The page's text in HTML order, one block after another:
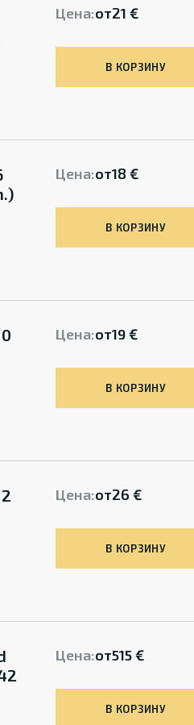
Цена:от21 €
В КОРЗИНУ
Цена:от18 €
В КОРЗИНУ
Цена:от19 €
В КОРЗИНУ
Цена:от26 €
В КОРЗИНУ
Цена:от515 €
В КОРЗИНУ